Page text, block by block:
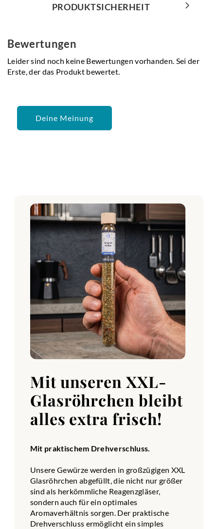
PRODUKTSICHERHEIT
Bewertungen
Leider sind noch keine Bewertungen vorhanden. Sei der
Erste, der das Produkt bewertet.
Deine Meinung
Mit unseren XXL-
Glasröhrchen bleibt
alles extra frisch!
Mit praktischem Drehverschluss.
Unsere Gewürze werden in großzügigen XXL
Glasröhrchen abgefüllt, die nicht nur größer
sind als herkömmliche Reagenzgläser,
sondern auch für ein optimales
Aromaverhältnis sorgen. Der praktische
Drehverschluss ermöglicht ein simples